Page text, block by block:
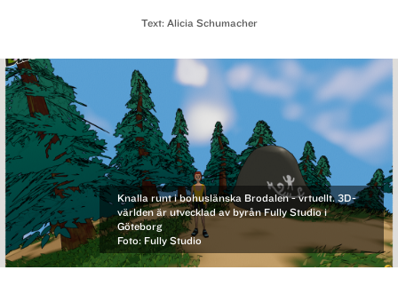
Text: Alicia Schumacher
Knalla runt i bohuslänska Brodalen - vrtuellt. 3D-
världen är utvecklad av byrån Fully Studio i
Göteborg
Foto: Fully Studio